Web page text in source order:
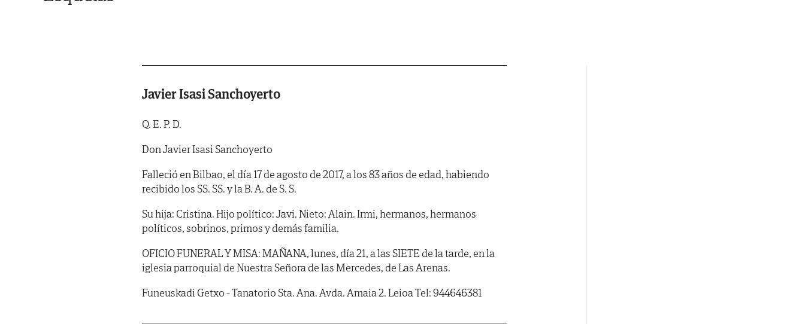
Javier Isasi Sanchoyerto
Q. E. P. D.
Don Javier Isasi Sanchoyerto
Falleció en Bilbao, el día 17 de agosto de 2017, a los 83 años de edad, habiendo
recibido los SS. SS. y la B. A. de S. S.
Su hija: Cristina. Hijo político: Javi. Nieto: Alain. Irmi, hermanos, hermanos
políticos, sobrinos, primos y demás familia.
OFICIO FUNERAL Y MISA: MAÑANA, lunes, día 21, a las SIETE de la tarde, en la
iglesia parroquial de Nuestra Señora de las Mercedes, de Las Arenas.
Funeuskadi Getxo - Tanatorio Sta. Ana. Avda. Amaia 2. Leioa Tel: 944646381